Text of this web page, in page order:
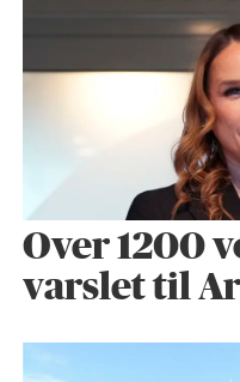
Over 1200
varslet til